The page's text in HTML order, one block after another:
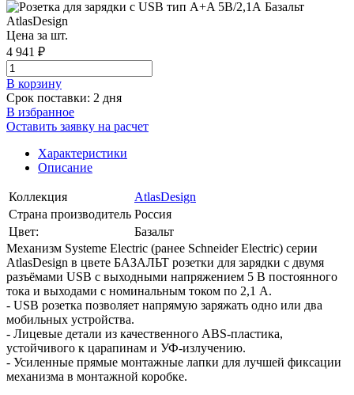
Цена за шт.
4 941 ₽
В корзинy
Срок поставки: 2 дня
В избранное
Оставить заявку на расчет
Характеристики
Описание
Коллекция
AtlasDesign
Страна производитель Россия
Цвет:
Базальт
Механизм Systeme Electric (ранее Schneider Electric) серии
AtlasDesign в цвете БАЗАЛЬТ розетки для зарядки с двумя
разъёмами USB с выходными напряжением 5 В постоянного
тока и выходами с номинальным током по 2,1 А.
- USB розетка позволяет напрямую заряжать одно или два
мобильных устройства.
- Лицевые детали из качественного ABS-пластика,
устойчивого к царапинам и УФ-излучению.
- Усиленные прямые монтажные лапки для лучшей фиксации
механизма в монтажной коробке.